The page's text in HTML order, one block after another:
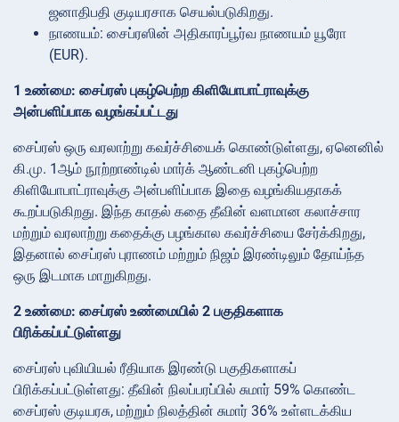
ஜனாதிபதி குடியரசாக செயல்படுகிறது.
நாணயம்: சைப்ரஸின் அதிகாரப்பூர்வ நாணயம் யூரோ
(EUR).
1 உண்மை: சைப்ரஸ் புகழ்பெற்ற கிளியோபாட்ராவுக்கு
அன்பளிப்பாக வழங்கப்பட்டது
சைப்ரஸ் ஒரு வரலாற்று கவர்ச்சியைக் கொண்டுள்ளது, ஏனெனில்
கி.மு. 1ஆம் நூற்றாண்டில் மார்க் ஆண்டனி புகழ்பெற்ற
கிளியோபாட்ராவுக்கு அன்பளிப்பாக இதை வழங்கியதாகக்
கூறப்படுகிறது. இந்த காதல் கதை தீவின் வளமான கலாச்சார
மற்றும் வரலாற்று கதைக்கு பழங்கால கவர்ச்சியை சேர்க்கிறது,
இதனால் சைப்ரஸ் புராணம் மற்றும் நிஜம் இரண்டிலும் தோய்ந்த
ஒரு இடமாக மாறுகிறது.
2 உண்மை: சைப்ரஸ் உண்மையில் 2 பகுதிகளாக
பிரிக்கப்பட்டுள்ளது
சைப்ரஸ் புவியியல் ரீதியாக இரண்டு பகுதிகளாகப்
பிரிக்கப்பட்டுள்ளது: தீவின் நிலப்பரப்பில் சுமார் 59% கொண்ட
சைப்ரஸ் குடியரசு, மற்றும் நிலத்தின் சுமார் 36% உள்ளடக்கிய